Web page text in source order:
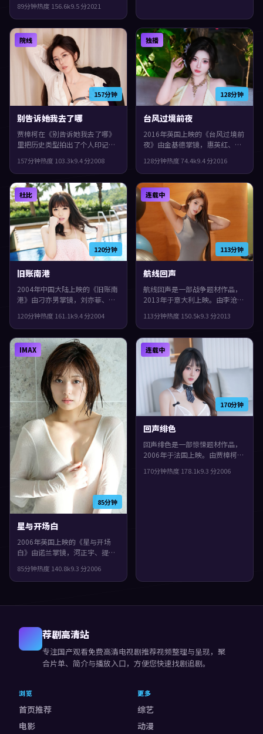
年与观众见面。主演包括郭富
城、张曼玉、杨紫琼。人物在道
德与生存之间反复拉扯，观感紧
凑，值得推荐。
89分钟热度 156.6k9.5分2021
157分钟
院线
别告诉她我去了哪
贾樟柯在《别告诉她我去了哪》
里把历史类型拍出了个人印记：
见面。主演包括全度妍、蒂尔达
·斯文顿、白宇。群像戏份饱
满，配角也有完整弧光，观感紧
凑，值得推荐。
157分钟热度 103.3k9.4分2008
128分钟
独播
台风过境前夜
2016年英国上映的《台风过境前
夜》由金基德掌镜，惠英红、梁
上偏悬疑，镜头语言偏写实，细
节里埋着伏笔，观感紧凑，值得
推荐。
128分钟热度74.4k9.4分2016
120分钟
杜比
旧账南港
2004年中国大陆上映的《旧账南
港》由刁亦男掌镜，刘亦菲、周
偏惊悚，镜头语言偏写实，细节
里埋着伏笔，整体完成度较高，
适合喜欢细腻叙事与人物刻画的
观众。
120分钟热度 161.1k9.4分2004
113分钟
连载中
航线回声
航线回声是一部战争题材作品，
2013年于意大利上映。由李沧东
演。人物在道德与生存之间反复
拉扯，整体完成度较高，适合喜
欢细腻叙事与人物刻画的观众。
113分钟热度 150.5k9.3 分2013
85分钟
IMAX
星与开场白
2006年英国上映的《星与开场
白》由诺兰掌镜，河正宇、提莫
型上偏科幻，镜头语言偏写实，
细节里埋着伏笔，整体完成度较
画的观众。
85分钟热度 140.8k9.3 分2006
170分钟
连载中
回声绯色
回声绯色是一部惊悚题材作品，
2006年于法国上映。由贾樟柯执
演。影片在类型框架里仍保留了
170分钟热度 178.1k9.3 分2006
荐剧高清站
专注国产观看免费高清电视剧推荐视频整理与呈现，聚
合片单、简介与播放入口，方便您快速找剧追剧。
浏览
首页推荐
电影
更多
综艺
动漫